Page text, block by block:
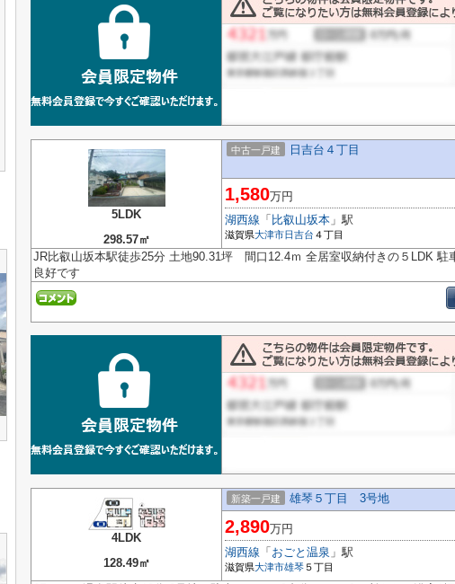
5LDK
298.57㎡
中古一戸建 日吉台４丁目
1,580万円
湖西線 「 比叡山坂本 」駅
滋賀県大津市日吉台 ４丁目
JR比叡山坂本駅徒歩25分 土地90.31坪 間口12.4ｍ 全居室収納付きの５LDK 駐
良好です
4LDK
128.49㎡
新築一戸建 雄琴５丁目 3号地
2,890万円
湖西線 「 おごと温泉 」駅
滋賀県大津市雄琴 ５丁目